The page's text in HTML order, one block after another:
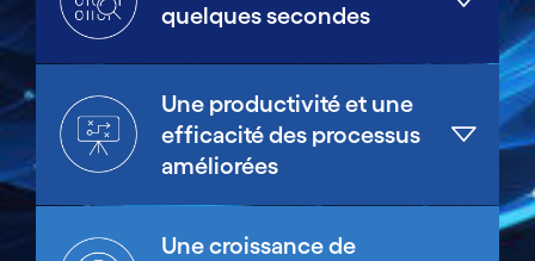
quelques secondes
Une productivité et une
efficacité des processus
améliorées
Une croissance de